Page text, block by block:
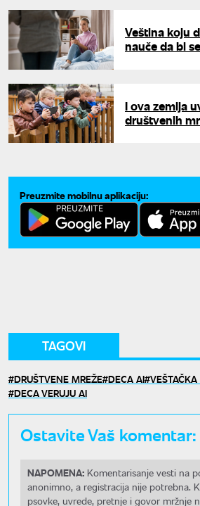
Veština koju
nauče da bi
I ova zemlja
društvenih
Preuzmite mobilnu aplikaciju:
TAGOVI
DRUŠTVENE MREŽE DECA AI
DECA VERUJU AI
Ostavite Vaš komentar:
NAPOMENA: Komentarisanje vesti na
anonimno, a registracija nije potrebna.
psovke, uvrede, pretnje i govor mržnje